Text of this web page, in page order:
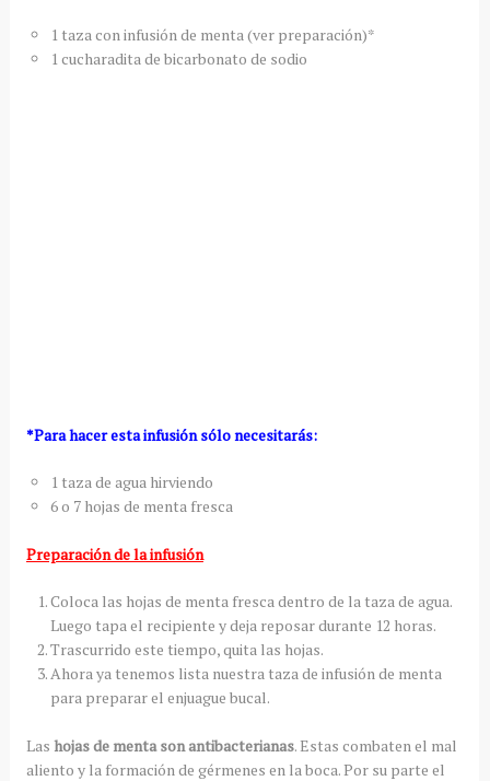
1 taza con infusión de menta (ver preparación)*
1 cucharadita de bicarbonato de sodio
*Para hacer esta infusión sólo necesitarás:
1 taza de agua hirviendo
6 o 7 hojas de menta fresca
Preparación de la infusión
Coloca las hojas de menta fresca dentro de la taza de agua.
Luego tapa el recipiente y deja reposar durante 12 horas.
Trascurrido este tiempo, quita las hojas.
Ahora ya tenemos lista nuestra taza de infusión de menta
para preparar el enjuague bucal.
Las hojas de menta son antibacterianas. Estas combaten el mal
aliento y la formación de gérmenes en la boca. Por su parte el